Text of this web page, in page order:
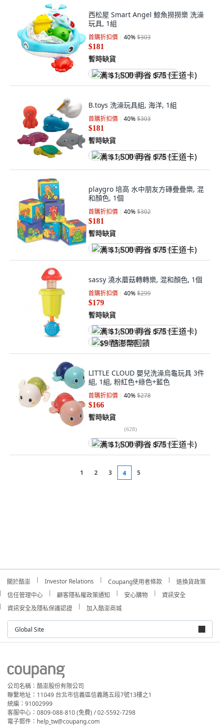
西松屋 Smart Angel 鯨魚撈撈樂 洗澡
玩具, 1組
首購折扣價 40%$303
$181
暫時缺貨
满 $1,500 再省 $75 (王道卡)
B.toys 洗澡玩具組, 海洋, 1組
首購折扣價 40%$303
$181
暫時缺貨
满 $1,500 再省 $75 (王道卡)
playgro 培高 水中朋友方磚疊疊樂, 混
和顏色, 1個
首購折扣價 40%$302
$181
暫時缺貨
满 $1,500 再省 $75 (王道卡)
sassy 澆水蘑菇轉轉樂, 混和顏色, 1個
首購折扣價 40%$299
$179
暫時缺貨
满 $1,500 再省 $75 (王道卡)
$9 酷澎幣回饋
LITTLE CLOUD 嬰兒洗澡烏龜玩具 3件
組, 1組, 粉紅色+綠色+藍色
首購折扣價 40%$278
$166
暫時缺貨
(628)
满 $1,500 再省 $75 (王道卡)
1 2 3 4 5
關於酷澎 Investor Relations Coupang使用者條款
退換貨政策
信任管理中心
顧客隱私權政策通知 安心購物
資訊安全
資訊安全及隱私保護認證
加入酷澎商城
Global Site
公司名稱：酷澎股份有限公司
聯繫地址：11049 台北市信義區信義路五段7號13樓之1
統編：91002999
客服中心：0809-088-810 (免費) / 02-5592-7298
電子郵件：help_tw@coupang.com